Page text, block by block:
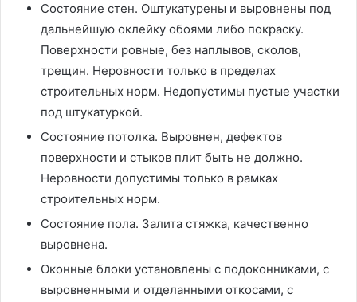
Состояние стен. Оштукатурены и выровнены под
дальнейшую оклейку обоями либо покраску.
Поверхности ровные, без наплывов, сколов,
трещин. Неровности только в пределах
строительных норм. Недопустимы пустые участки
под штукатуркой.
Состояние потолка. Выровнен, дефектов
поверхности и стыков плит быть не должно.
Неровности допустимы только в рамках
строительных норм.
Состояние пола. Залита стяжка, качественно
выровнена.
Оконные блоки установлены с подоконниками, с
выровненными и отделанными откосами, с